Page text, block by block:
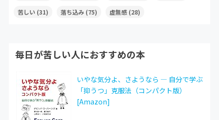
苦しい(31) 落ち込み(75) 虚無感(28)
毎日が苦しい人におすすめの本
いやな気分よ、さようなら ― 自分で学ぶ
「抑うつ」克服法（コンパクト版）
[Amazon]